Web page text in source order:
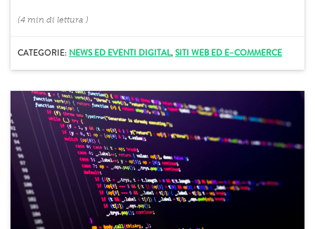
(4 min di lettura )
CATEGORIE: NEWS ED EVENTI DIGITAL,SITI WEB ED E–COMMERCE